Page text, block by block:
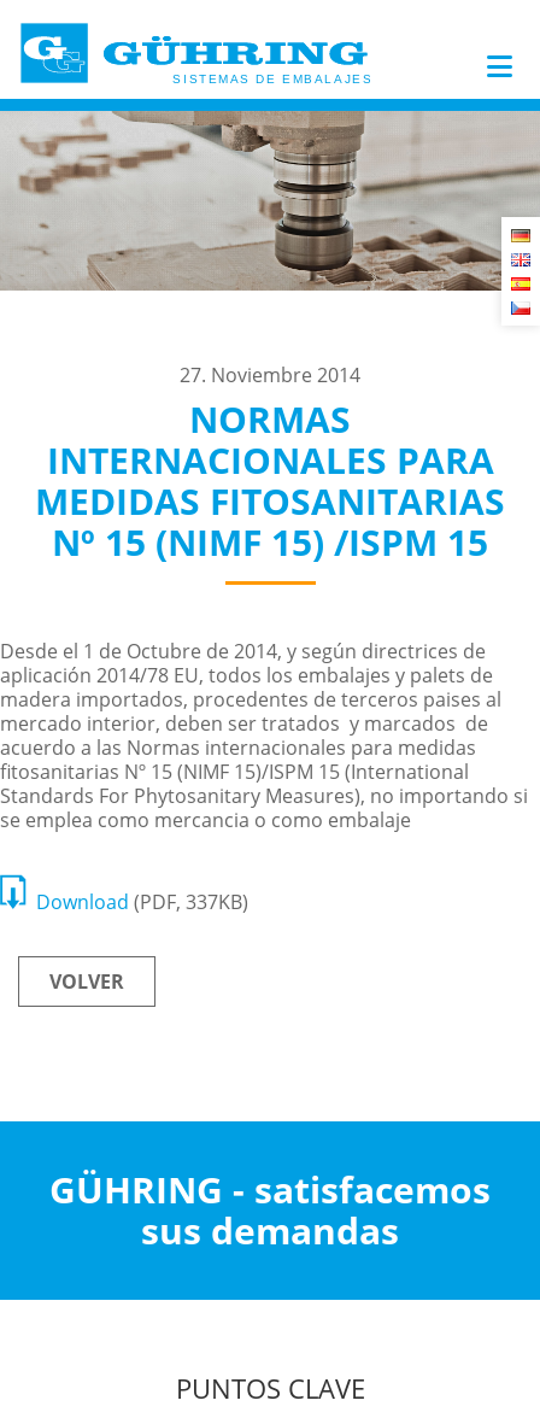
27. Noviembre 2014
NORMAS
INTERNACIONALES PARA
MEDIDAS FITOSANITARIAS
Nº 15 (NIMF 15) /ISPM 15
Desde el 1 de Octubre de 2014, y según directrices de
aplicación 2014/78 EU, todos los embalajes y palets de
madera importados, procedentes de terceros paises al
mercado interior, deben ser tratados y marcados de
acuerdo a las Normas internacionales para medidas
fitosanitarias Nº 15 (NIMF 15)/ISPM 15 (International
Standards For Phytosanitary Measures), no importando si
se emplea como mercancia o como embalaje
Download (PDF, 337KB)
VOLVER
GÜHRING - satisfacemos
sus demandas
PUNTOS CLAVE